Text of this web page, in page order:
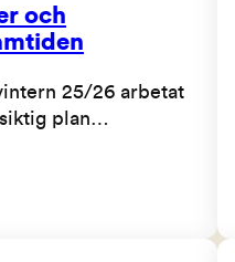
och
25/26 arbetat
plan…